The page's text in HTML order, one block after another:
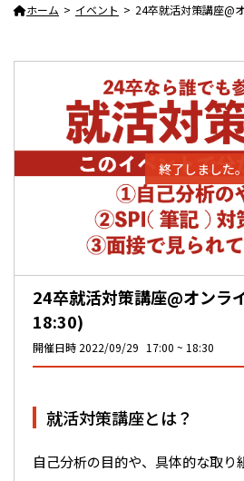
ホーム イベント 24卒就活対策講座@
終了しました。
24卒就活対策講座@オン
18:30)
開催日時 2022/09/29 17:00 18:30
就活対策講座とは？
自己分析の目的や、具体的な取り